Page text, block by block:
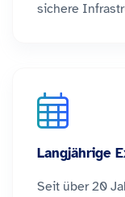
sichere
Langjährige
Seit über 20